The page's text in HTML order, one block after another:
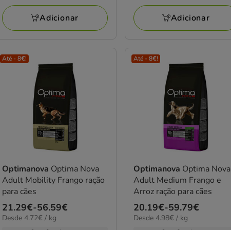
165.58€ Adicionar
56.29€
Adicionar
Até - 8€!
Optimanova Optima Nova
Adult Mobility Frango ração
para cães
Preço
de
21.29€-56.59€
4.72€
Desde 4.72€ / kg
Até - 8€!
Optimanova Optima Nova
Adult Medium Frango e
Arroz ração para cães
Preço
de
20.19€-59.79€
4.98€
Desde 4.98€ / kg